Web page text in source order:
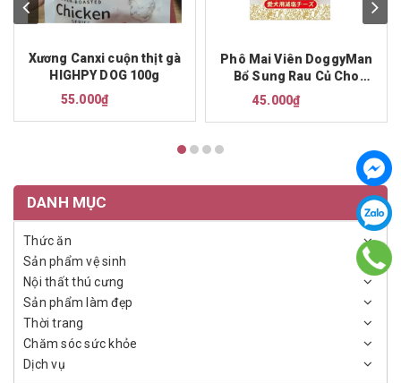
Xương Canxi cuộn thịt gà
HIGHPY DOG 100g
55.000₫
Phô Mai Viên DoggyMan
Bổ Sung Rau Củ Cho
Chó 100g
45.000₫
DANH MỤC
Thức ăn
Sản phẩm vệ sinh
Nội thất thú cưng
Sản phẩm làm đẹp
Thời trang
Chăm sóc sức khỏe
Dịch vụ